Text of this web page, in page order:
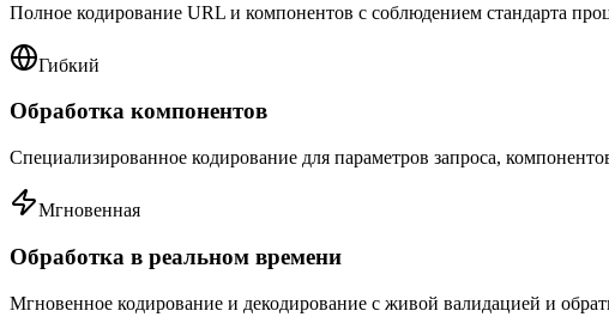
Полное кодирование URL и компонентов с соблюдением стандарта
Гибкий
Обработка компонентов
Специализированное кодирование для параметров запроса,
Мгновенная
Обработка в реальном времени
Мгновенное кодирование и декодирование с живой валидацией и